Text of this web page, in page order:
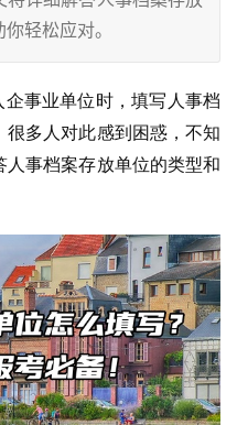
轻松应对。
事业单位时，填写人事档
多人对此感到困惑，不知
事档案存放单位的类型和